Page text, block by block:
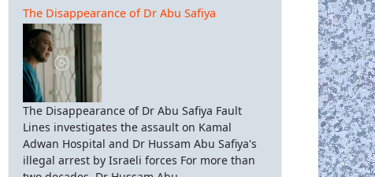
The Disappearance of Dr Abu Safiya
The Disappearance of Dr Abu Safiya Fault
Lines investigates the assault on Kamal
Adwan Hospital and Dr Hussam Abu Safiya's
illegal arrest by Israeli forces For more than